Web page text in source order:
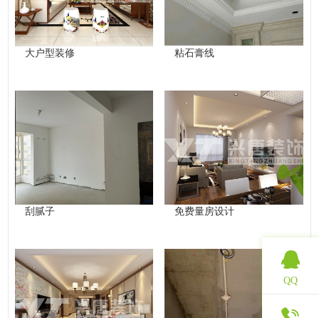
大户型装修 粘石膏线
刮腻子 免费量房设计
QQ